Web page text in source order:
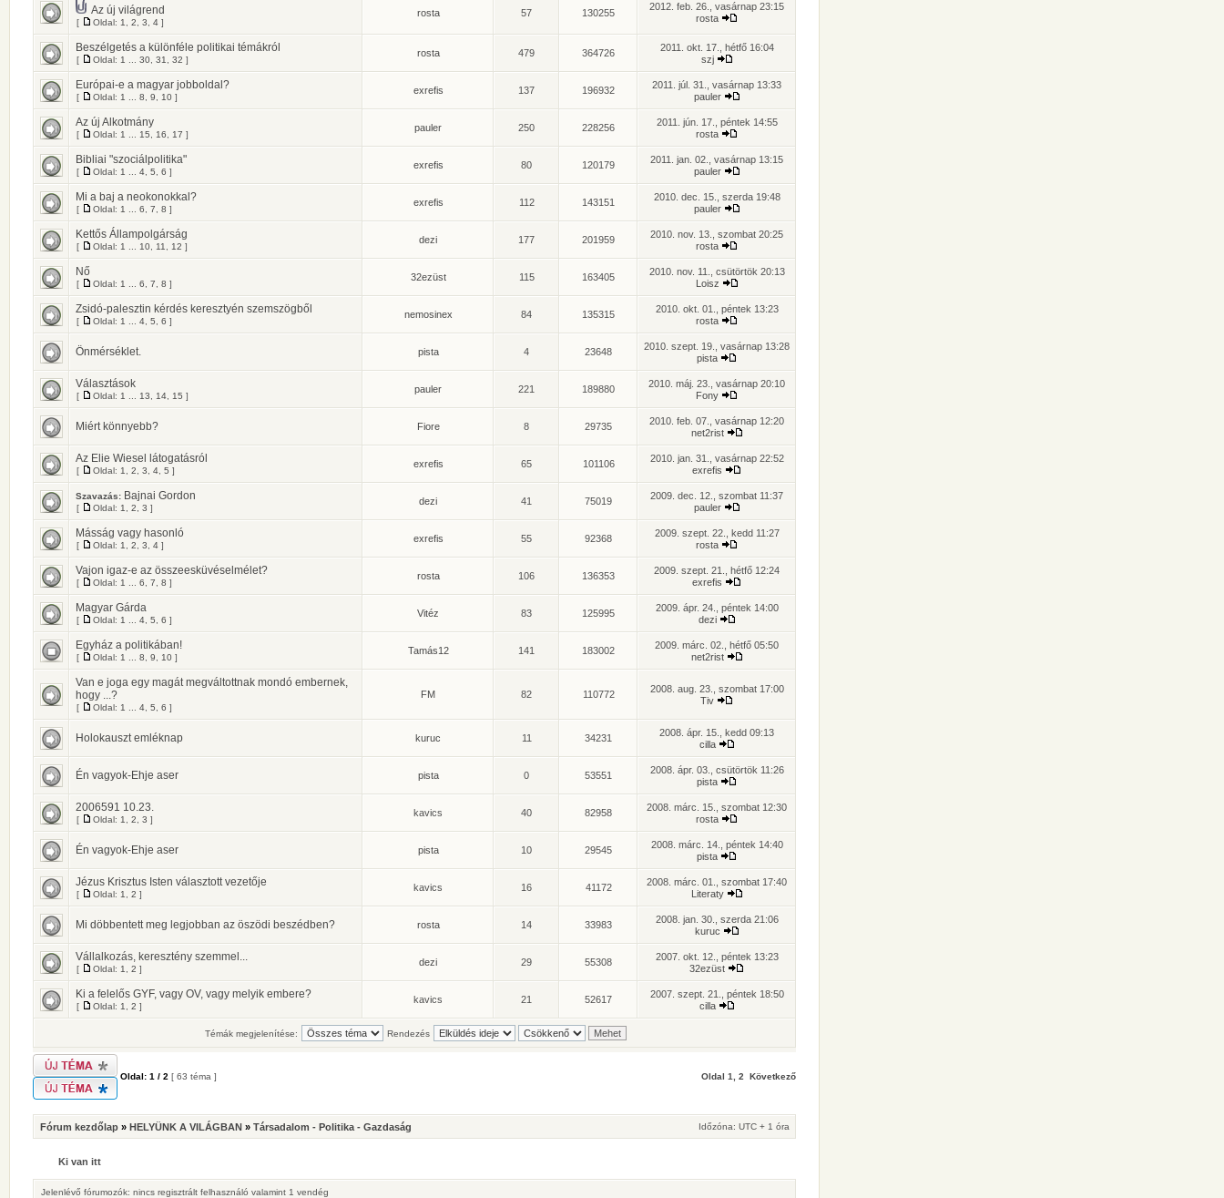
Az új világrend
[ Oldal: 1 2 3 4 ]
rosta 57 130255
2012. feb. 26., vasárnap 23:15
rosta
Beszélgetés a különféle politikai témákról
[ Oldal: 1 30 31 32 ]
rosta 479 364726
2011. okt. 17., hétfő 16:04
szj
Európai-e a magyar jobboldal?
[ Oldal: 1 8 9 10 ]
exrefis 137 196932
2011. júl. 31., vasárnap 13:33
pauler
Az új Alkotmány
[ Oldal: 1 15 16 17 ]
pauler 250 228256
2011. jún. 17., péntek 14:55
rosta
Bibliai "szociálpolitika"
[ Oldal: 1 4 5 6 ]
exrefis 80 120179
2011. jan. 02., vasárnap 13:15
pauler
Mi a baj a neokonokkal?
[ Oldal: 1 6 7 8 ]
exrefis 112 143151
2010. dec. 15., szerda 19:48
pauler
Kettős Állampolgárság
[ Oldal: 1 10 11 12 ]
dezi 177 201959
2010. nov. 13., szombat 20:25
rosta
Nő
[ Oldal: 1 6 7 8 ]
32ezüst 115 163405
2010. nov. 11., csütörtök 20:13
Loisz
Zsidó-palesztin kérdés keresztyén szemszögből
[ Oldal: 1 4 5 6 ]
nemosinex 84 135315
2010. okt. 01., péntek 13:23
rosta
Önmérséklet. pista 4 23648
2010. szept. 19., vasárnap 13:28
pista
Választások
[ Oldal: 1 13 14 15 ]
pauler 221 189880
2010. máj. 23., vasárnap 20:10
Fony
Miért könnyebb? Fiore 8 29735
2010. feb. 07., vasárnap 12:20
net2rist
Az Elie Wiesel látogatásról
[ Oldal: 1 2 3 4 5 ]
exrefis 65 101106
2010. jan. 31., vasárnap 22:52
exrefis
Szavazás: Bajnai Gordon
[ Oldal: 1 2 3 ]
dezi 41 75019
2009. dec. 12., szombat 11:37
pauler
Másság vagy hasonló
[ Oldal: 1 2 3 4 ]
exrefis 55 92368
2009. szept. 22., kedd 11:27
rosta
Vajon igaz-e az összeesküvéselmélet?
[ Oldal: 1 6 7 8 ]
rosta 106 136353
2009. szept. 21., hétfő 12:24
exrefis
Magyar Gárda
[ Oldal: 1 4 5 6 ]
Vitéz 83 125995
2009. ápr. 24., péntek 14:00
dezi
Egyház a politikában!
[ Oldal: 1 8 9 10 ]
Tamás12 141 183002
2009. márc. 02., hétfő 05:50
net2rist
Van e joga egy magát megváltottnak mondó embernek,
hogy ...?
[ Oldal: 1 4 5 6 ]
FM 82 110772
2008. aug. 23., szombat 17:00
Tiv
Holokauszt emléknap kuruc 11 34231
2008. ápr. 15., kedd 09:13
cilla
Én vagyok-Ehje aser pista 0 53551
2008. ápr. 03., csütörtök 11:26
pista
2006591 10.23.
[ Oldal: 1 2 3 ]
kavics 40 82958
2008. márc. 15., szombat 12:30
rosta
Én vagyok-Ehje aser pista 10 29545
2008. márc. 14., péntek 14:40
pista
Jézus Krisztus Isten választott vezetője
[ Oldal: 1 2 ]
kavics 16 41172
2008. márc. 01., szombat 17:40
Literaty
Mi döbbentett meg legjobban az öszödi beszédben? rosta 14 33983
2008. jan. 30., szerda 21:06
kuruc
Vállalkozás, keresztény szemmel...
[ Oldal: 1 2 ]
dezi 29 55308
2007. okt. 12., péntek 13:23
32ezüst
Ki a felelős GYF, vagy OV, vagy melyik embere?
[ Oldal: 1 2 ]
kavics 21 52617
2007. szept. 21., péntek 18:50
cilla
Témák megjelenítése: Rendezés
Oldal: 1 / 2 [ 63 téma ] Oldal 1 2 Következő
Fórum kezdőlap » HELYÜNK A VILÁGBAN » Társadalom - Politika - Gazdaság Időzóna: UTC + 1 óra
Ki van itt
Jelenlévő fórumozók: nincs regisztrált felhasználó valamint 1 vendég